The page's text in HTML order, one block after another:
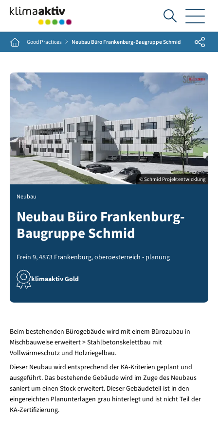
Ich
suche...
Home Good Practices Neubau Büro Frankenburg-Baugruppe Schmid Share
© Schmid Projektentwicklung
Neubau
Neubau Büro Frankenburg-
Baugruppe Schmid
Frein 9, 4873 Frankenburg, oberoesterreich - planung
klimaaktiv Gold
Beim bestehenden Bürogebäude wird mit einem Bürozubau in
Mischbauweise erweitert > Stahlbetonskelettbau mit
Vollwärmeschutz und Holzriegelbau.
Dieser Neubau wird entsprechend der KA-Kriterien geplant und
ausgeführt. Das bestehende Gebäude wird im Zuge des Neubaus
saniert um einen Stock erweitert. Dieser Gebäudeteil ist in den
eingereichten Planunterlagen grau hinterlegt und ist nicht Teil der
KA-Zertifizierung.